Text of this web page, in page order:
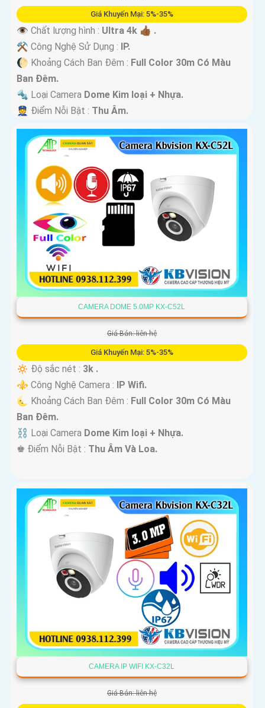
Giá Khuyến Mại: 5%-35%
👁 Chất lượng hình : Ultra 4k 👍🏾 .
⚒ Công Nghệ Sử Dụng : IP.
🌔 Khoảng Cách Ban Đêm : Full Color 30m Có Màu
Ban Ðêm.
🔩 Loại Camera Dome Kim loại + Nhựa.
️👮 Điểm Nỗi Bật : Thu Âm.
CAMERA DOME 5.0MP KX-C52L
Giá Bán: liên hệ
Giá Khuyến Mại: 5%-35%
🔅 Độ sắc nét : 3k .
⚜️ Công Nghệ Camera : IP Wifi.
🌜 Khoảng Cách Ban Đêm : Full Color 30m Có Màu
Ban Ðêm.
⛓ Loại Camera Dome Kim loại + Nhựa.
️♚ Điểm Nỗi Bật : Thu Âm Và Loa.
CAMERA IP WIFI KX-C32L
Giá Bán: liên hệ